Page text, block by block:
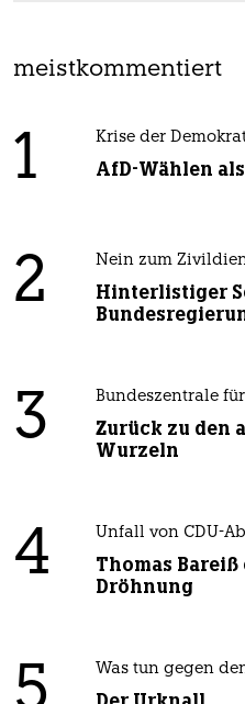
meistkommentiert
1 Krise der
AfD-Wählen
2 Nein zum
Hinterlistiger
3 Bundeszentrale
Zurück zu den
Wurzeln
4 Unfall von CDU-
Thomas
Dröhnung
Was tun gegen